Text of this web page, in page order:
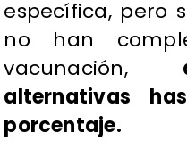
específica, pero
no han
vacunación,
alternativas
porcentaje.